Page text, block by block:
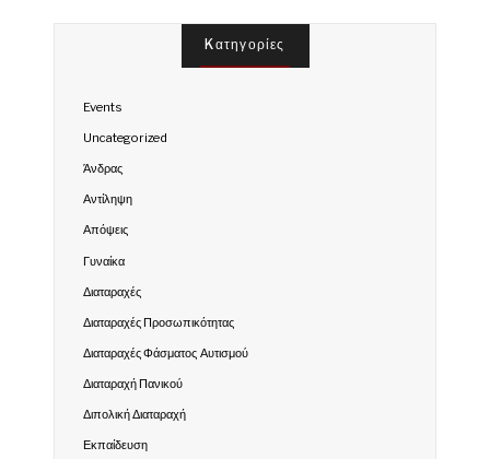
Kατηγορίες
Events
Uncategorized
Άνδρας
Αντίληψη
Απόψεις
Γυναίκα
Διαταραχές
Διαταραχές Προσωπικότητας
Διαταραχές Φάσματος Αυτισμού
Διαταραχή Πανικού
Διπολική Διαταραχή
Εκπαίδευση